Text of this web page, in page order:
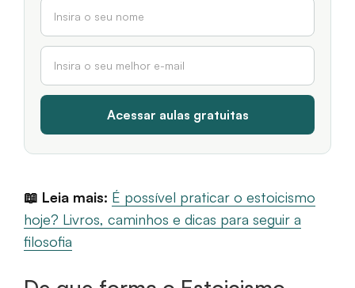
📖 Leia mais: É possível praticar o estoicismo
hoje? Livros, caminhos e dicas para seguir a
filosofia